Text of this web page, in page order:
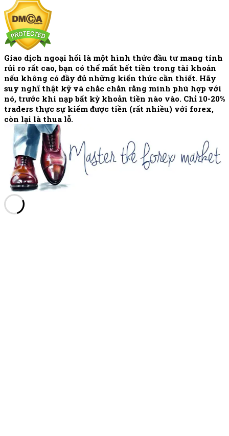
Giao dịch ngoại hối là một hình thức đầu tư mang tính
rủi ro rất cao, bạn có thể mất hết tiền trong tài khoản
nếu không có đầy đủ những kiến thức cần thiết. Hãy
suy nghĩ thật kỹ và chắc chắn rằng mình phù hợp với
nó, trước khi nạp bất kỳ khoản tiền nào vào. Chỉ 10-20%
traders thực sự kiếm được tiền (rất nhiều) với forex,
còn lại là thua lỗ.